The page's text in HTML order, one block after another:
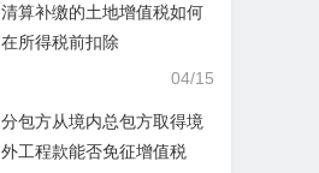
清算补缴的土地增值税如何
在所得税前扣除
04/15
分包方从境内总包方取得境
外工程款能否免征增值税